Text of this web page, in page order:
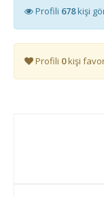
Profili 678kişi
Profili 0kişi